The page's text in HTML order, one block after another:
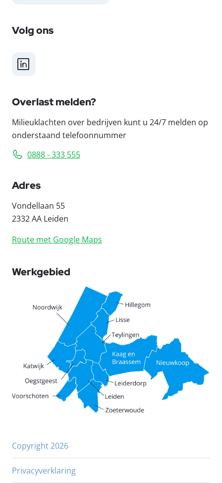
Volg ons
LinkedIn
Overlast melden?
Milieuklachten over bedrijven kunt u 24/7 melden op
onderstaand telefoonnummer
0888 - 333 555
Adres
Vondellaan 55
2332 AA Leiden
Route met Google Maps
Werkgebied
Copyright 2026
Privacyverklaring